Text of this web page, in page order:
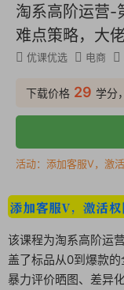
淘系高阶运营-
难点策略，大
优课优选 电商
下载价格 29 学分
活动：添加客服V，激
该课程为淘系高阶运
盖了标品从0到爆款的
暴力评价晒图、差异